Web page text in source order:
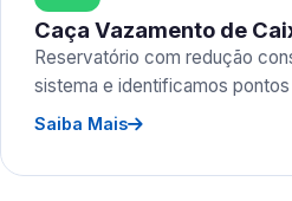
Caça Vazamento de
Reservatório com redução
sistema e identificamos
Saiba Mais